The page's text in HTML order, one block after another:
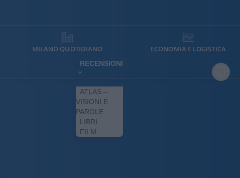
MILANO QUOTIDIANO ECONOMIA E LOGISTICA
RECENSIONI
ATLAS –
VISIONI E
PAROLE
LIBRI
FILM